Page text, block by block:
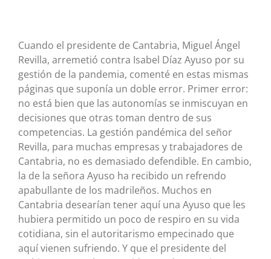
Cuando el presidente de Cantabria, Miguel Ángel
Revilla, arremetió contra Isabel Díaz Ayuso por su
gestión de la pandemia, comenté en estas mismas
páginas que suponía un doble error. Primer error:
no está bien que las autonomías se inmiscuyan en
decisiones que otras toman dentro de sus
competencias. La gestión pandémica del señor
Revilla, para muchas empresas y trabajadores de
Cantabria, no es demasiado defendible. En cambio,
la de la señora Ayuso ha recibido un refrendo
apabullante de los madrileños. Muchos en
Cantabria desearían tener aquí una Ayuso que les
hubiera permitido un poco de respiro en su vida
cotidiana, sin el autoritarismo empecinado que
aquí vienen sufriendo. Y que el presidente del